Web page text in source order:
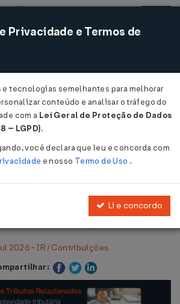
Acessar
letras começa a ser
em 31 de julho
2026 - IR / Contribuições
Privacidade e Termos de
tecnologias semelhantes para melhorar
conteúdo e analisar o tráfego do
com a Lei Geral de Proteção de Dados
– LGPD).
você declara que leu e concorda com
e nosso Termo de Uso .
Li e concordo